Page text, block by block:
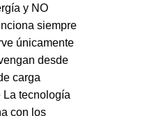
y NO
siempre
únicamente
desde
carga
La tecnología
con los